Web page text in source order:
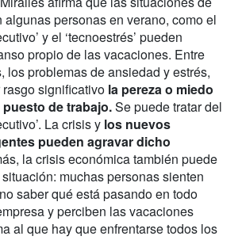
algunas personas en verano, como el
y el ‘tecnoestrés’ pueden
propio de las vacaciones. Entre
los problemas de ansiedad y estrés,
significativo la pereza o miedo
de trabajo.Se puede tratar del
La crisis y los nuevos
pueden agravar dicho
la crisis económica también puede
muchas personas sienten
saber qué está pasando en todo
y perciben las vacaciones
al que hay que enfrentarse todos los